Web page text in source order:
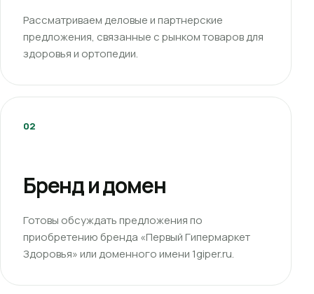
Рассматриваем деловые и партнерские
предложения, связанные с рынком товаров для
здоровья и ортопедии.
02
Бренд и домен
Готовы обсуждать предложения по
приобретению бренда «Первый Гипермаркет
Здоровья» или доменного имени 1giper.ru.